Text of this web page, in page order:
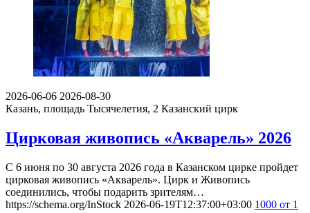
2026-06-06 2026-08-30
Казань, площадь Тысячелетия, 2 Казанский цирк
Цирковая живопись «Акварель» 2026
С 6 июня по 30 августа 2026 года в Казанском цирке пройдет
цирковая живопись «Акварель». Цирк и Живопись
соединились, чтобы подарить зрителям…
https://schema.org/InStock 2026-06-19T12:37:00+03:00 1000 от 1